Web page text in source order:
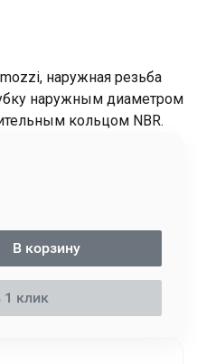
наружная резьба
наружным диаметром
кольцом NBR.
В корзину
1 клик